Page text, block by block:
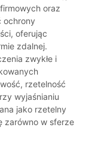
oraz
ochrony
oferując
zdalnej.
zwykłe i
rzetelność
wyjaśnianiu
jako rzetelny
zarówno w sferze